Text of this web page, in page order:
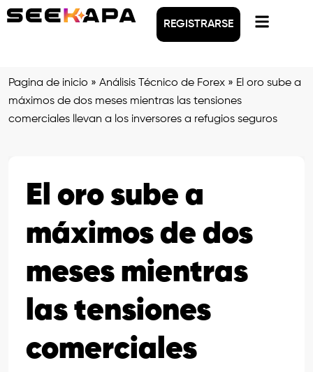
REGISTRARSE
Pagina de inicio » Análisis Técnico de Forex » El oro sube a
máximos de dos meses mientras las tensiones
comerciales llevan a los inversores a refugios seguros
El oro sube a
máximos de dos
meses mientras
las tensiones
comerciales